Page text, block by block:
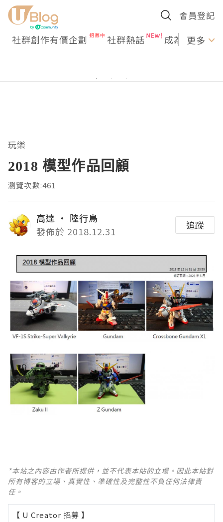
會員登記
社群創作有價企劃 社群熱話 成為U更多
玩樂
2018 模型作品回顧
瀏覽次數:461
高達 ‧ 陸行鳥
發佈於 2018.12.31
追蹤
*本站之內容由作者所提供，並不代表本站的立場。因此本站對
所有博客的立場、真實性、準確性及完整性不負任何法律責
任。
【 U Creator 招募 】